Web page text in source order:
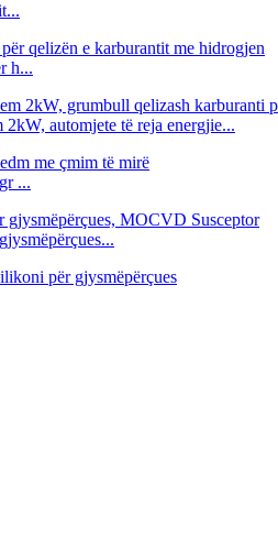
h...
automjete të reja energjie...
...